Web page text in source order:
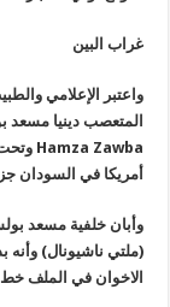
غراب البين
واعتبر الإعلامي
المتعصب دينيا مسعد
Hamza Zawba
أمريكا في السودان
وأبان خلفية مسعد
(ملتي ناشيونال)
الاخوان في الملف خط